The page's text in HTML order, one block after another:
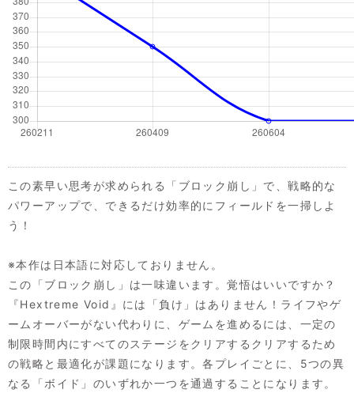
この素早い思考が求められる「ブロック崩し」で、戦略的な
パワーアップで、できるだけ効率的にフィールドを一掃しよ
う！
※本作は日本語に対応しておりません。
この「ブロック崩し」は一味違います。覚悟はいいですか？
『Hextreme Void』には「負け」はありません！ライフやゲ
ームオーバーがない代わりに、ゲームを進めるには、一定の
制限時間内にすべてのステージをクリアするクリアするため
の戦略と最適化が課題になります。各プレイごとに、5つの異
なる「ボイド」のいずれか一つを通過することになります。